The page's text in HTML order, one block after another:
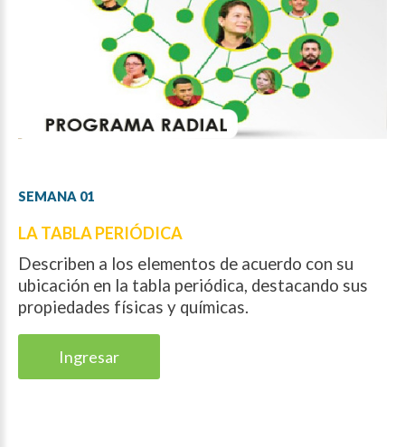
SEMANA 01
LA TABLA PERIÓDICA
Describen a los elementos de acuerdo con su
ubicación en la tabla periódica, destacando sus
propiedades físicas y químicas.
Ingresar